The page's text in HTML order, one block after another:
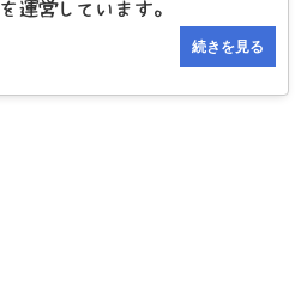
運営しています。
続きを見る